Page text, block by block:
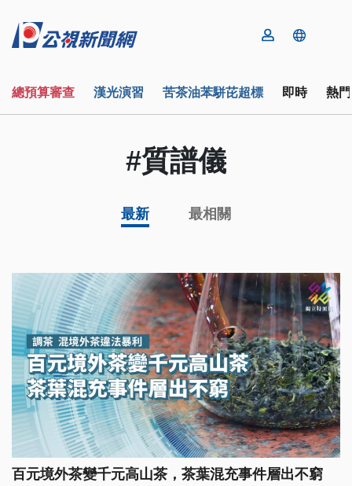
總預算審查 漢光演習 苦茶油苯駢芘超標 即時 熱
#質譜儀
最新 最相關
百元境外茶變千元高山茶，茶葉混充事件層出不窮